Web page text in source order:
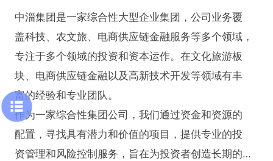
中淄集团是一家综合性大型企业集团，公司业务覆
盖科技、农文旅、电商供应链金融服务等多个领域，
专注于多个领域的投资和资本运作。在文化旅游板
块、电商供应链金融以及高新技术开发等领域有丰
富的经验和专业团队。
作为一家综合性集团公司，我们通过资金和资源的
配置，寻找具有潜力和价值的项目，提供专业的投
资管理和风险控制服务，旨在为投资者创造长期的